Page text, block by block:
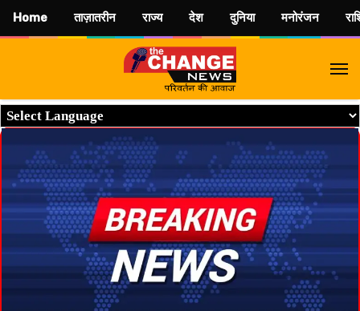
Home ताज़ातरीन राज्य देश दुनिया मनोरंजन